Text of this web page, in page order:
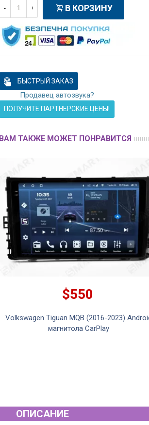
- + В КОРЗИНУ
БЫСТРЫЙ ЗАКАЗ
Продавец автозвука?
ПОЛУЧИТЕ ПАРТНЕРСКИЕ ЦЕНЫ!
ВАМ ТАКЖЕ МОЖЕТ ПОНРАВИТСЯ
$550
Volkswagen Tiguan MQB (2016-2023)
магнитола CarPlay
ОПИСАНИЕ